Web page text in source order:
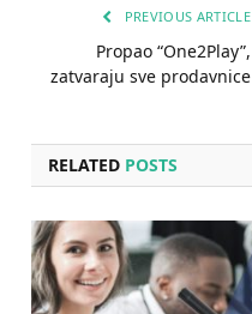
PREVIOUS ARTICLE
Propao “One2Play”,
zatvaraju sve prodavnice
RELATED POSTS